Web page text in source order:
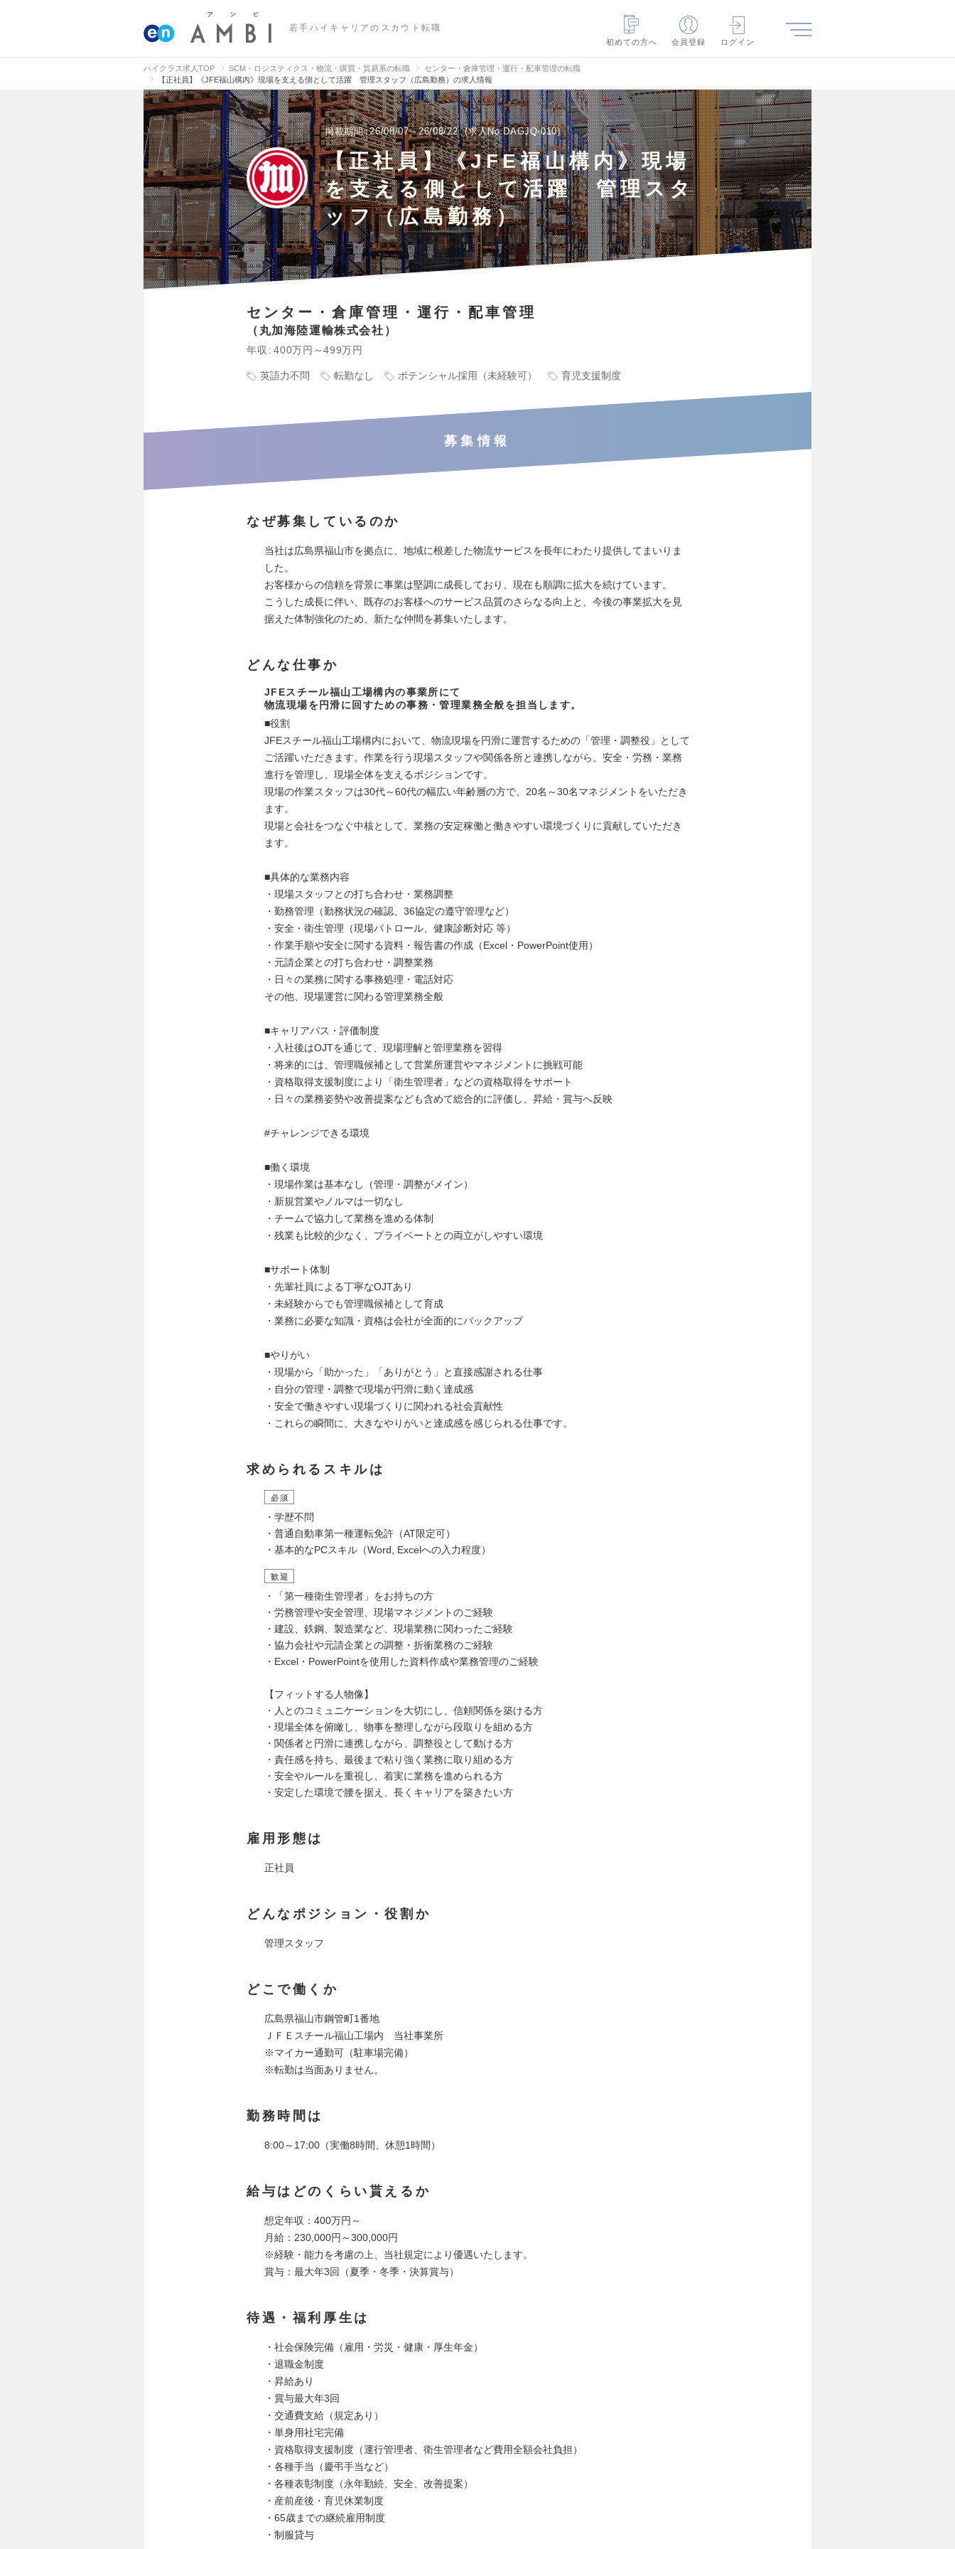
若手ハイキャリアのスカウト転職
初めての方へ
会員登録 ログイン
ハイクラス求人TOP SCM・ロジスティクス・物流・購買・貿易系の転職
センター・倉庫管理・運行・配車管理の転職
【正社員】《JFE福山構内》現場を支える側として活躍 管理スタッフ（広島勤務）の求人情報
掲載期間 26/08/07～26/08/22 求人No.DAGJQ-010
【正社員】《JFE福山構内》現場
を支える側として活躍 管理スタ
ッフ（広島勤務）
センター・倉庫管理・運行・配車管理
丸加海陸運輸株式会社
年収 400万円～499万円
英語力不問 転勤なし ポテンシャル採用（未経験可） 育児支援制度
募集情報
なぜ募集しているのか
当社は広島県福山市を拠点に、地域に根差した物流サービスを長年にわたり提供してまいりま
した。
お客様からの信頼を背景に事業は堅調に成長しており、現在も順調に拡大を続けています。
こうした成長に伴い、既存のお客様へのサービス品質のさらなる向上と、今後の事業拡大を見
据えた体制強化のため、新たな仲間を募集いたします。
どんな仕事か
JFEスチール福山工場構内の事業所にて
物流現場を円滑に回すための事務・管理業務全般を担当します。
■役割
JFEスチール福山工場構内において、物流現場を円滑に運営するための「管理・調整役」として
ご活躍いただきます。作業を行う現場スタッフや関係各所と連携しながら、安全・労務・業務
進行を管理し、現場全体を支えるポジションです。
現場の作業スタッフは30代～60代の幅広い年齢層の方で、20名～30名マネジメントをいただき
ます。
現場と会社をつなぐ中核として、業務の安定稼働と働きやすい環境づくりに貢献していただき
ます。
■具体的な業務内容
・現場スタッフとの打ち合わせ・業務調整
・勤務管理（勤務状況の確認、36協定の遵守管理など）
・安全・衛生管理（現場パトロール、健康診断対応 等）
・作業手順や安全に関する資料・報告書の作成（Excel・PowerPoint使用）
・元請企業との打ち合わせ・調整業務
・日々の業務に関する事務処理・電話対応
その他、現場運営に関わる管理業務全般
■キャリアパス・評価制度
・入社後はOJTを通じて、現場理解と管理業務を習得
・将来的には、管理職候補として営業所運営やマネジメントに挑戦可能
・資格取得支援制度により「衛生管理者」などの資格取得をサポート
・日々の業務姿勢や改善提案なども含めて総合的に評価し、昇給・賞与へ反映
#チャレンジできる環境
■働く環境
・現場作業は基本なし（管理・調整がメイン）
・新規営業やノルマは一切なし
・チームで協力して業務を進める体制
・残業も比較的少なく、プライベートとの両立がしやすい環境
■サポート体制
・先輩社員による丁寧なOJTあり
・未経験からでも管理職候補として育成
・業務に必要な知識・資格は会社が全面的にバックアップ
■やりがい
・現場から「助かった」「ありがとう」と直接感謝される仕事
・自分の管理・調整で現場が円滑に動く達成感
・安全で働きやすい現場づくりに関われる社会貢献性
・これらの瞬間に、大きなやりがいと達成感を感じられる仕事です。
求められるスキルは
必須
・学歴不問
・普通自動車第一種運転免許（AT限定可）
・基本的なPCスキル（Word, Excelへの入力程度）
歓迎
・「第一種衛生管理者」をお持ちの方
・労務管理や安全管理、現場マネジメントのご経験
・建設、鉄鋼、製造業など、現場業務に関わったご経験
・協力会社や元請企業との調整・折衝業務のご経験
・Excel・PowerPointを使用した資料作成や業務管理のご経験
【フィットする人物像】
・人とのコミュニケーションを大切にし、信頼関係を築ける方
・現場全体を俯瞰し、物事を整理しながら段取りを組める方
・関係者と円滑に連携しながら、調整役として動ける方
・責任感を持ち、最後まで粘り強く業務に取り組める方
・安全やルールを重視し、着実に業務を進められる方
・安定した環境で腰を据え、長くキャリアを築きたい方
雇用形態は
正社員
どんなポジション・役割か
管理スタッフ
どこで働くか
広島県福山市鋼管町1番地
ＪＦＥスチール福山工場内 当社事業所
※マイカー通勤可（駐車場完備）
※転勤は当面ありません。
勤務時間は
8:00～17:00（実働8時間、休憩1時間）
給与はどのくらい貰えるか
想定年収：400万円～
月給：230,000円～300,000円
※経験・能力を考慮の上、当社規定により優遇いたします。
賞与：最大年3回（夏季・冬季・決算賞与）
待遇・福利厚生は
・社会保険完備（雇用・労災・健康・厚生年金）
・退職金制度
・昇給あり
・賞与最大年3回
・交通費支給（規定あり）
・単身用社宅完備
・資格取得支援制度（運行管理者、衛生管理者など費用全額会社負担）
・各種手当（慶弔手当など）
・各種表彰制度（永年勤続、安全、改善提案）
・産前産後・育児休業制度
・65歳までの継続雇用制度
・制服貸与